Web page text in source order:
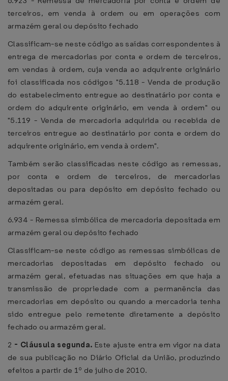
terceiros, em venda à ordem ou em operações com
armazém geral ou depósito fechado
Classificam-se neste código as saídas correspondentes à
entrega de mercadorias por conta e ordem de terceiros,
em vendas à ordem, cuja venda ao adquirente originário
foi classificada nos códigos "5.118 - Venda de produção
do estabelecimento entregue ao destinatário por conta e
ordem do adquirente originário, em venda à ordem" ou
"5.119 - Venda de mercadoria adquirida ou recebida de
terceiros entregue ao destinatário por conta e ordem do
adquirente originário, em venda à ordem".
Também serão classificadas neste código as remessas,
por conta e ordem de terceiros, de mercadorias
depositadas ou para depósito em depósito fechado ou
armazém geral.
6.934 - Remessa simbólica de mercadoria depositada em
armazém geral ou depósito fechado
Classificam-se neste código as remessas simbólicas de
mercadorias depositadas em depósito fechado ou
armazém geral, efetuadas nas situações em que haja a
transmissão de propriedade com a permanência das
mercadorias em depósito ou quando a mercadoria tenha
sido entregue pelo remetente diretamente a depósito
fechado ou armazém geral.
2 - Cláusula segunda. Este ajuste entra em vigor na data
de sua publicação no Diário Oficial da União, produzindo
efeitos a partir de 1º de julho de 2010.